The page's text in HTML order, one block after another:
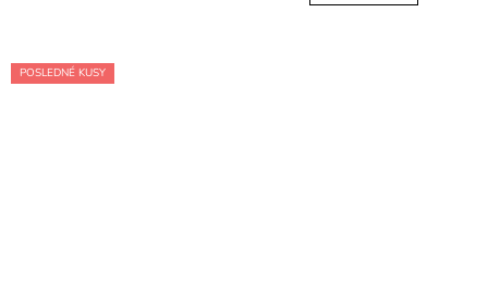
POSLEDNÉ KUSY